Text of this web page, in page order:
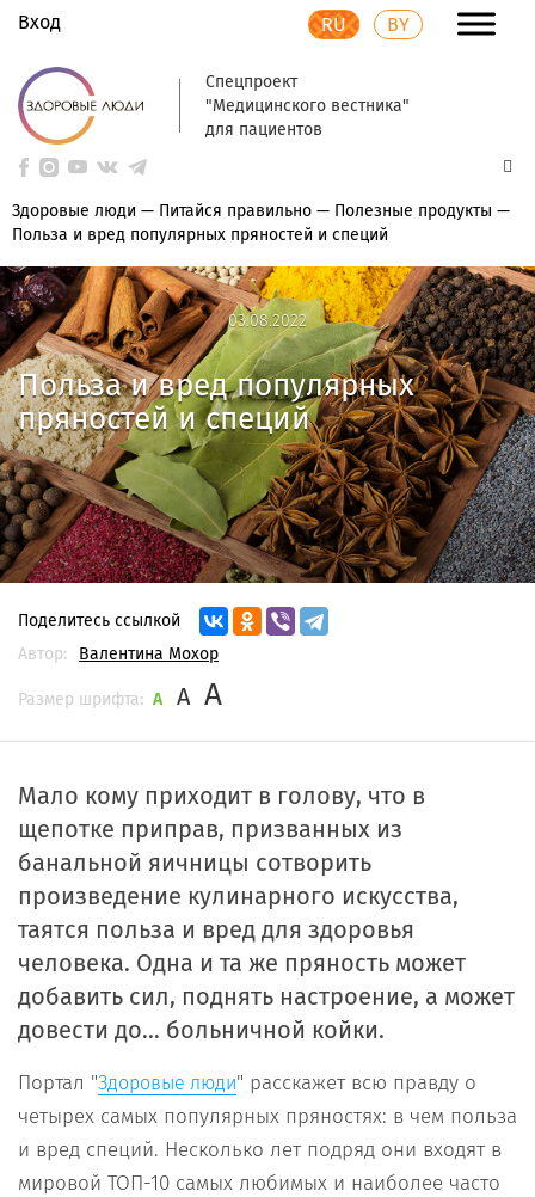
Вход RU BY
Спецпроект
"Медицинского вестника"
для пациентов
Здоровые люди — Питайся правильно — Полезные продукты —
Польза и вред популярных пряностей и специй
03.08.2022
03.08.2022
Польза и вред популярных
пряностей и специй
Поделитесь ссылкой
Автор:
Валентина Мохор
Размер шрифта: A A A
Мало кому приходит в голову, что в
щепотке приправ, призванных из
банальной яичницы сотворить
произведение кулинарного искусства,
таятся польза и вред для здоровья
человека. Одна и та же пряность может
добавить сил, поднять настроение, а может
довести до… больничной койки.
Портал "Здоровые люди" расскажет всю правду о
четырех самых популярных пряностях: в чем польза
и вред специй. Несколько лет подряд они входят в
мировой ТОП-10 самых любимых и наиболее часто